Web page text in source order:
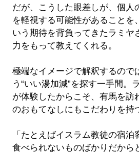
だが、こうした眼差しが、個人
を軽視する可能性があることを
いう期待を背負ってきたラミヤ
力をもって教えてくれる。
極端なイメージで解釈するので
う“いい湯加減”を探す一手間。
が体験したからこそ、有馬を訪
のおもてなしにもこだわりを持
「たとえばイスラム教徒の宿泊
食べられないものばかりだから